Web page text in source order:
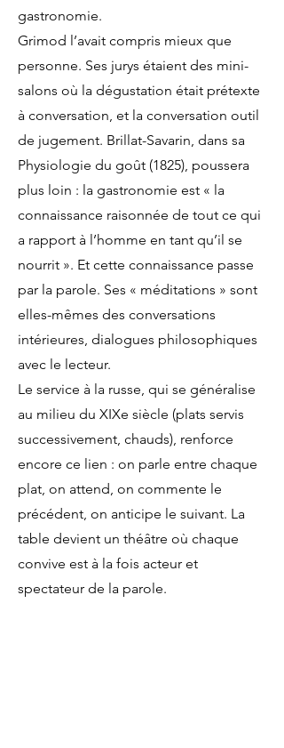
gastronomie.
Grimod l’avait compris mieux que
personne. Ses jurys étaient des mini-
salons où la dégustation était prétexte
à conversation, et la conversation outil
de jugement. Brillat-Savarin, dans sa
Physiologie du goût (1825), poussera
plus loin : la gastronomie est « la
connaissance raisonnée de tout ce qui
a rapport à l’homme en tant qu’il se
nourrit ». Et cette connaissance passe
par la parole. Ses « méditations » sont
elles-mêmes des conversations
intérieures, dialogues philosophiques
avec le lecteur.
Le service à la russe, qui se généralise
au milieu du XIXe siècle (plats servis
successivement, chauds), renforce
encore ce lien : on parle entre chaque
plat, on attend, on commente le
précédent, on anticipe le suivant. La
table devient un théâtre où chaque
convive est à la fois acteur et
spectateur de la parole.